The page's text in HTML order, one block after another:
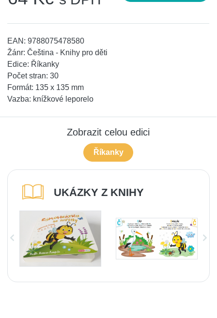
EAN: 9788075478580
Žánr: Čeština - Knihy pro děti
Edice: Říkanky
Počet stran: 30
Formát: 135 x 135 mm
Vazba: knížkové leporelo
Zobrazit celou edici
Říkanky
UKÁZKY Z KNIHY